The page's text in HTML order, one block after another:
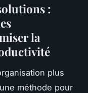
:
la
plus
méthode pour